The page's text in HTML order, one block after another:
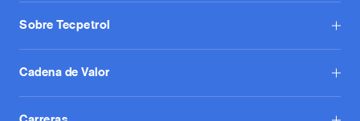
Sobre Tecpetrol
Cadena de Valor